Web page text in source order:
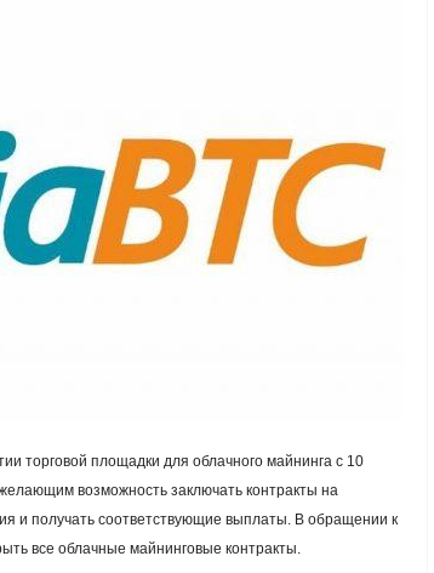
торговой площадки для облачного майнинга с 10
возможность заключать контракты на
и получать соответствующие выплаты. В обращении к
все облачные майнинговые контракты.